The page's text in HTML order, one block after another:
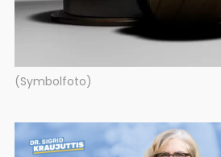
(Symbolfoto)